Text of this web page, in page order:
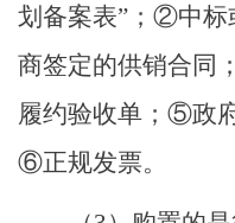
划备案表” ； ②中标
商签定的供销合同 ；
履约验收单 ； ⑤政
⑥正规发票。